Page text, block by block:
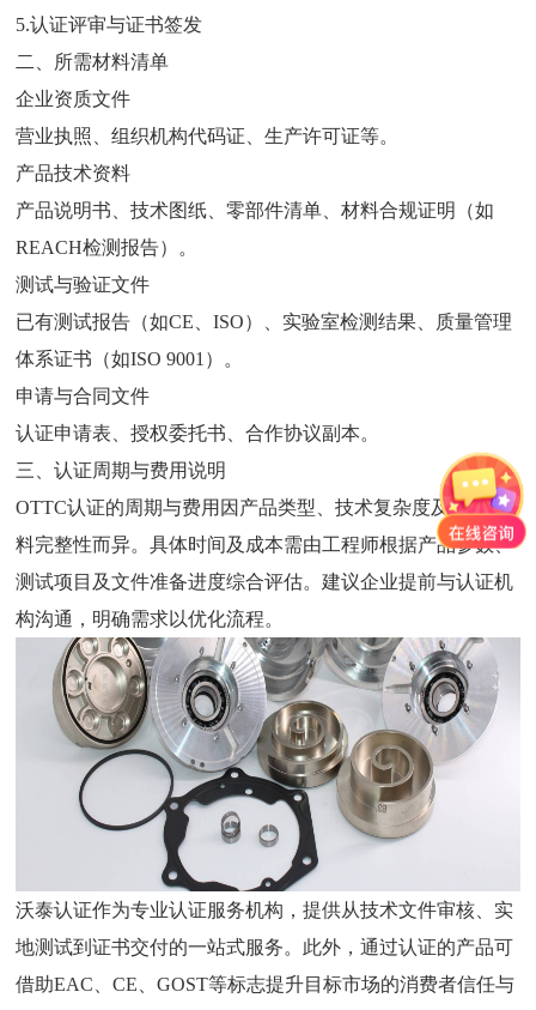
5.认证评审与证书签发
二、所需材料清单
企业资质文件
营业执照、组织机构代码证、生产许可证等。
产品技术资料
产品说明书、技术图纸、零部件清单、材料合规证明（如
REACH检测报告）。
测试与验证文件
已有测试报告（如CE、ISO）、实验室检测结果、质量管理
体系证书（如ISO 9001）。
申请与合同文件
认证申请表、授权委托书、合作协议副本。
三、认证周期与费用说明
OTTC认证的周期与费用因产品类型、技术复杂度及现有资
料完整性而异。具体时间及成本需由工程师根据产品参数、
测试项目及文件准备进度综合评估。建议企业提前与认证机
构沟通，明确需求以优化流程。
沃泰认证作为专业认证服务机构，提供从技术文件审核、实
地测试到证书交付的一站式服务。此外，通过认证的产品可
借助EAC 、CE 、GOST等标志提升目标市场的消费者信任与